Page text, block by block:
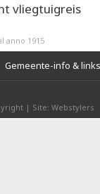
vliegtuigreis
anno 1915
Gemeente-info & links
| Site: Webstylers